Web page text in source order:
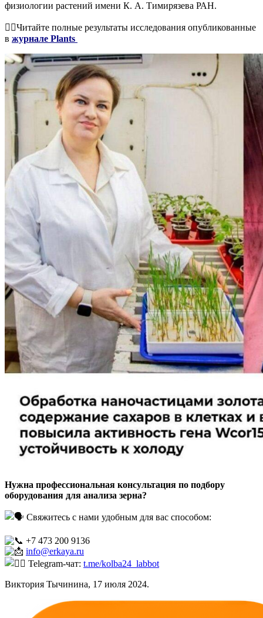
физиологии растений имени К. А. Тимирязева РАН.
👉🏻Читайте полные результаты исследования опубликованные
в журнале Plants
Нужна профессиональная консультация по подбору
оборудования для анализа зерна?
Свяжитесь с нами удобным для вас способом:
+7 473 200 9136
info@erkaya.ru
Telegram-чат: t.me/kolba24_labbot
Виктория Тычинина, 17 июля 2024.